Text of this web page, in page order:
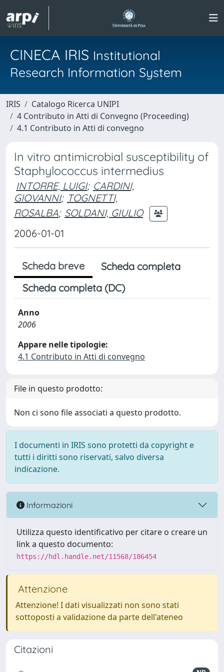
CINECA IRIS Institutional
Research Information System
IRIS
Catalogo Ricerca UNIPI
4 Contributo in Atti di Convegno (Proceeding)
4.1 Contributo in Atti di convegno
In vitro antimicrobial susceptibility of
Staphylococcus intermedius
INTORRE, LUIGI; CARDINI,
GIOVANNI; TOGNETTI,
ROSALBA; SOLDANI, GIULIO
2006-01-01
Scheda breve
Scheda completa
Scheda completa (DC)
Anno
2006
Appare nelle tipologie:
4.1 Contributo in Atti di convegno
File in questo prodotto:
Non ci sono file associati a questo prodotto.
I documenti in IRIS sono protetti da copyright e
tutti i diritti sono riservati, salvo diversa
indicazione.
Informazioni
Utilizza questo identificativo per citare o creare un
link a questo documento:
https://hdl.handle.net/11568/186454
Attenzione
Attenzione! I dati visualizzati non sono stati
sottoposti a validazione da parte dell'ateneo
Citazioni